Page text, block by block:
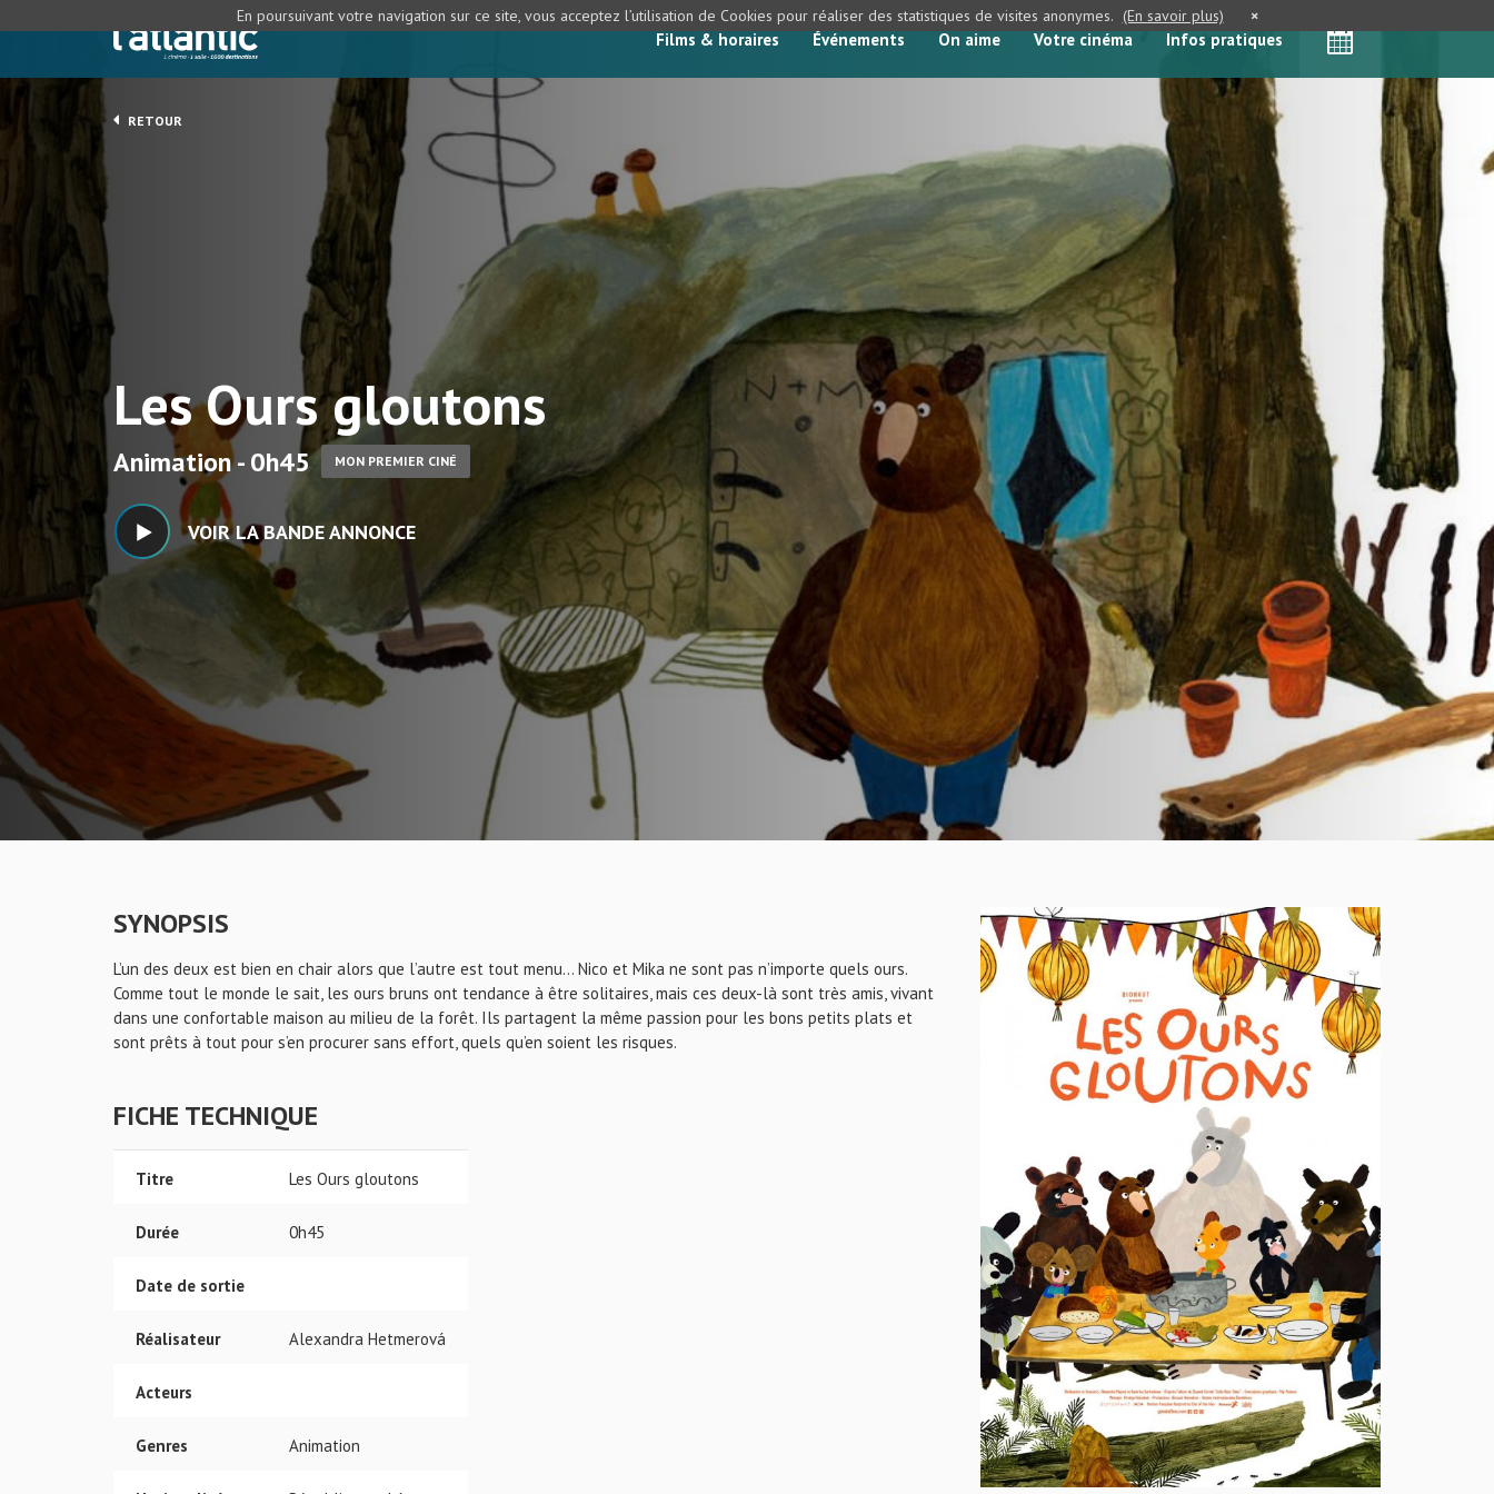
Films & horaires Événements On aime Votre cinéma Infos pratiques
RETOUR
Les Ours gloutons
Animation - 0h45 MON PREMIER CINÉ
VOIR LA BANDE ANNONCE
SYNOPSIS
L’un des deux est bien en chair alors que l’autre est tout menu… Nico et Mika ne sont pas n’importe quels ours.
Comme tout le monde le sait, les ours bruns ont tendance à être solitaires, mais ces deux-là sont très amis, vivant
dans une confortable maison au milieu de la forêt. Ils partagent la même passion pour les bons petits plats et
sont prêts à tout pour s’en procurer sans effort, quels qu’en soient les risques.
FICHE TECHNIQUE
Titre Les Ours gloutons
Durée 0h45
Date de sortie
Réalisateur Alexandra Hetmerová
Acteurs
Genres Animation
En poursuivant votre navigation sur ce site, vous acceptez l’utilisation de Cookies pour réaliser des statistiques de visites anonymes. (En savoir plus) ×